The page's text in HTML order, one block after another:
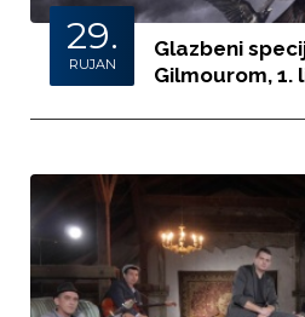
29.
RUJAN
Glazbeni
Gilmourom, 1.